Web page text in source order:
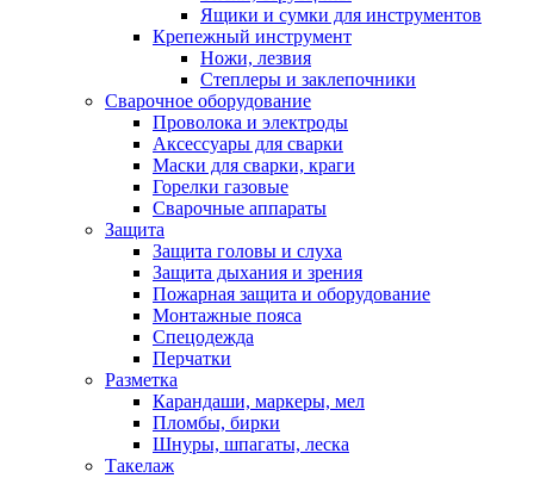
Ящики и сумки для инструментов
Крепежный инструмент
Ножи, лезвия
Степлеры и заклепочники
Сварочное оборудование
Проволока и электроды
Аксессуары для сварки
Маски для сварки, краги
Горелки газовые
Сварочные аппараты
Защита
Защита головы и слуха
Защита дыхания и зрения
Пожарная защита и оборудование
Монтажные пояса
Спецодежда
Перчатки
Разметка
Карандаши, маркеры, мел
Пломбы, бирки
Шнуры, шпагаты, леска
Такелаж